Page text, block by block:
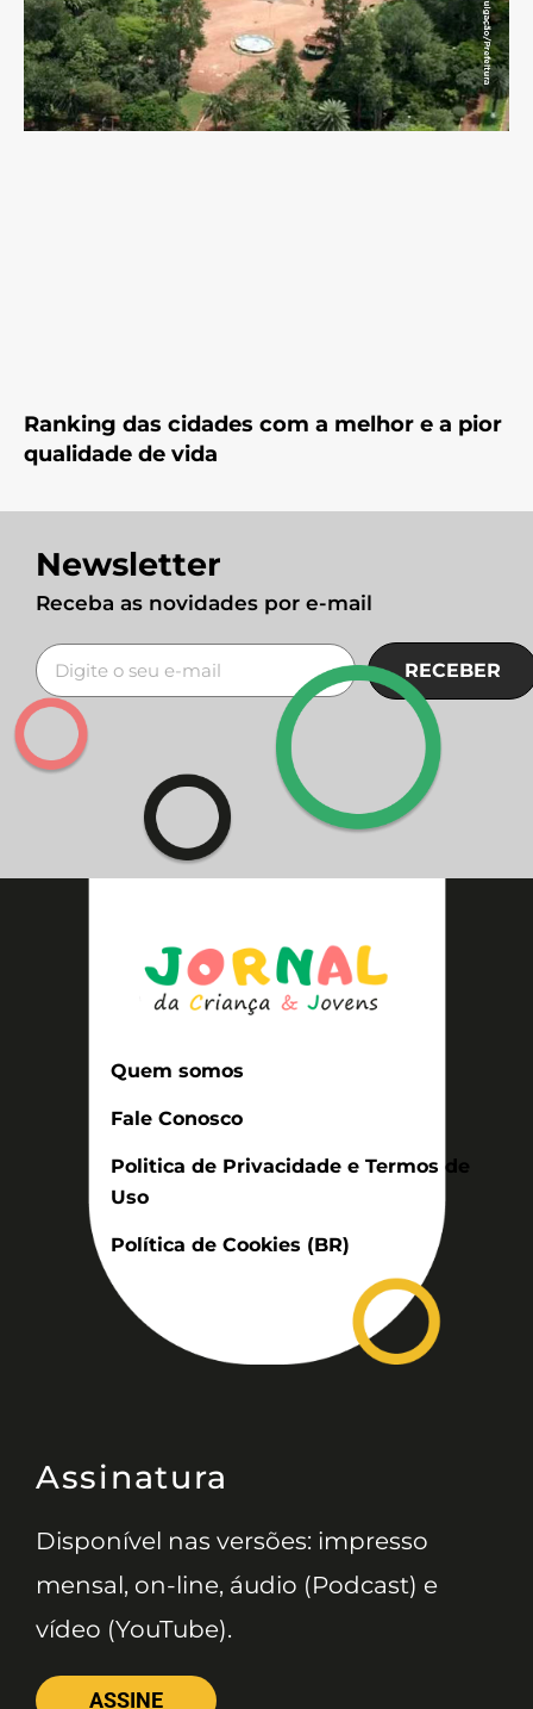
Ranking das cidades com a melhor e a pior
qualidade de vida
Newsletter
Receba as novidades por e-mail
RECEBER
Quem somos
Fale Conosco
Politica de Privacidade e Termos de
Uso
Política de Cookies (BR)
Assinatura
Disponível nas versões: impresso
mensal, on-line, áudio (Podcast) e
vídeo (YouTube).
ASSINE